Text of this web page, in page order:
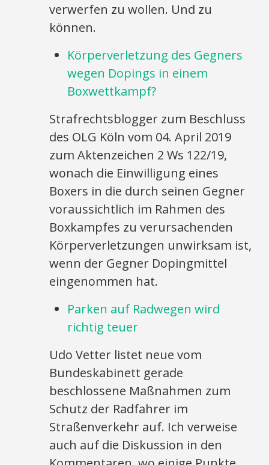
verwerfen zu wollen. Und zu
können.
Körperverletzung des Gegners
wegen Dopings in einem
Boxwettkampf?
Strafrechtsblogger zum Beschluss
des OLG Köln vom 04. April 2019
zum Aktenzeichen 2 Ws 122/19,
wonach die Einwilligung eines
Boxers in die durch seinen Gegner
voraussichtlich im Rahmen des
Boxkampfes zu verursachenden
Körperverletzungen unwirksam ist,
wenn der Gegner Dopingmittel
eingenommen hat.
Parken auf Radwegen wird
richtig teuer
Udo Vetter listet neue vom
Bundeskabinett gerade
beschlossene Maßnahmen zum
Schutz der Radfahrer im
Straßenverkehr auf. Ich verweise
auch auf die Diskussion in den